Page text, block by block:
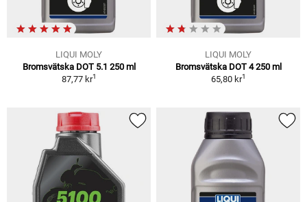
LIQUI MOLY
Bromsvätska DOT 5.1 250 ml
87,77 kr1
LIQUI MOLY
Bromsvätska DOT 4 250 ml
65,80 kr1